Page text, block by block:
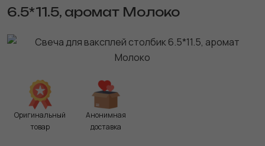
6.5*11.5, аромат Молоко
Оригинальный
товар
Анонимная
доставка